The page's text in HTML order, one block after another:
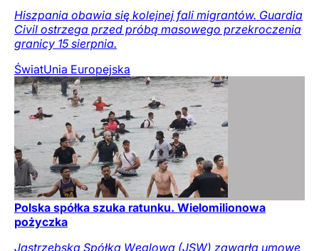
Hiszpania obawia się kolejnej fali migrantów. Guardia
Civil ostrzega przed próbą masowego przekroczenia
granicy 15 sierpnia.
ŚwiatUnia Europejska
Polska spółka szuka ratunku. Wielomilionowa
pożyczka
Jastrzębska Spółka Węglowa (JSW) zawarła umowę